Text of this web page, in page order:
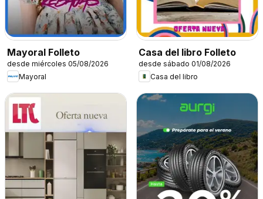
Mayoral Folleto
desde miércoles 05/08/2026
Mayoral
Casa del libro Folleto
desde sábado 01/08/2026
Casa del libro